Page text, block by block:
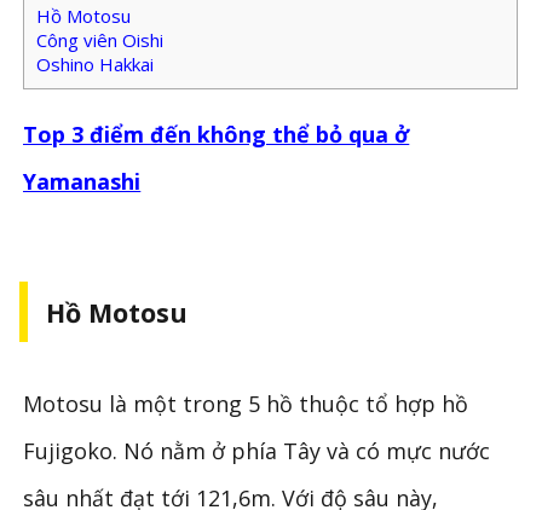
Hồ Motosu
Công viên Oishi
Oshino Hakkai
Top 3 điểm đến không thể bỏ qua ở
Yamanashi
Hồ Motosu
Motosu là một trong 5 hồ thuộc tổ hợp hồ
Fujigoko. Nó nằm ở phía Tây và có mực nước
sâu nhất đạt tới 121,6m. Với độ sâu này,